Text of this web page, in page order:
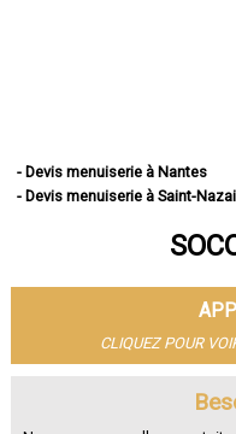
- Devis menuiserie à Nantes
- Devis menuiserie à Saint-
- Devis menuiserie à Rezé
- Devis menuiserie à Orvault
- Devis menuiserie à Vertou
- Devis menuiserie à Couëron
- Devis menuiserie à Carquefou
- Devis menuiserie à La
- Devis menuiserie à
CLIQUEZ POUR